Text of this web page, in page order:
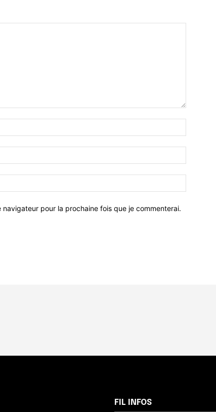
pour la prochaine fois que je commenterai.
FIL INFOS